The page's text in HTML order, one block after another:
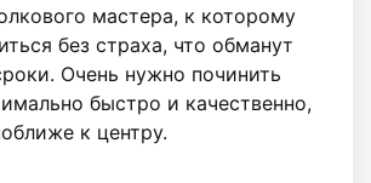
мастера, к которому
без страха, что обманут
Очень нужно починить
быстро и качественно,
к центру.